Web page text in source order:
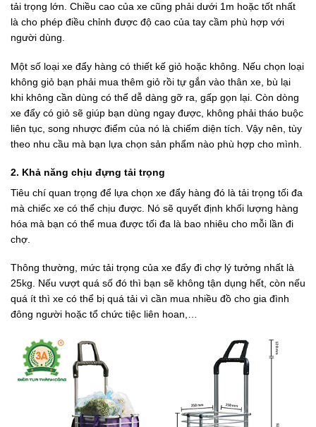
tải trọng lớn. Chiều cao của xe cũng phải dưới 1m hoặc tốt nhất
là cho phép điều chỉnh được độ cao của tay cầm phù hợp với
người dùng.
Một số loại xe đẩy hàng có thiết kế giỏ hoặc không. Nếu chọn loại
không giỏ bạn phải mua thêm giỏ rồi tự gắn vào thân xe, bù lại
khi không cần dùng có thể dễ dàng gỡ ra, gấp gọn lại. Còn dòng
xe đẩy có giỏ sẽ giúp bạn dùng ngay được, không phải tháo buộc
liên tục, song nhược điểm của nó là chiếm diện tích. Vậy nên, tùy
theo nhu cầu mà bạn lựa chọn sản phẩm nào phù hợp cho mình.
2. Khả năng chịu đựng tải trọng
Tiêu chí quan trọng để lựa chọn xe đẩy hàng đó là tải trọng tối đa
mà chiếc xe có thể chịu được. Nó sẽ quyết định khối lượng hàng
hóa mà bạn có thể mua được tối đa là bao nhiêu cho mỗi lần đi
chợ.
Thông thường, mức tải trọng của xe đẩy đi chợ lý tưởng nhất là
25kg. Nếu vượt quá số đó thì bạn sẽ không tận dụng hết, còn nếu
quá ít thì xe có thể bị quá tải vì cần mua nhiều đồ cho gia đình
đông người hoặc tổ chức tiệc liên hoan,…